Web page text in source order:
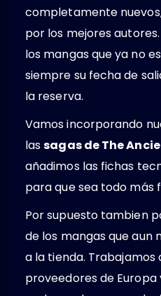
completamente
por los mejores
los mangas que ya no
siempre su fecha de
la reserva.
Vamos incorporando
lassagas de The
añadimos las fichas
para que sea todo más
Por supuesto tambien
de los mangas que aun
a la tienda. Trabajamos
proveedores de Europa